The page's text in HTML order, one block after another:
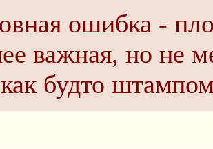
ошибка -
важная, но не
будто